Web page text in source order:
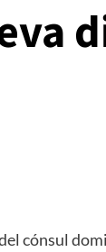
cónsul